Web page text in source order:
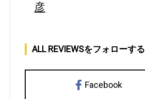
彦
ALL REVIEWSをフォローする
Facebook